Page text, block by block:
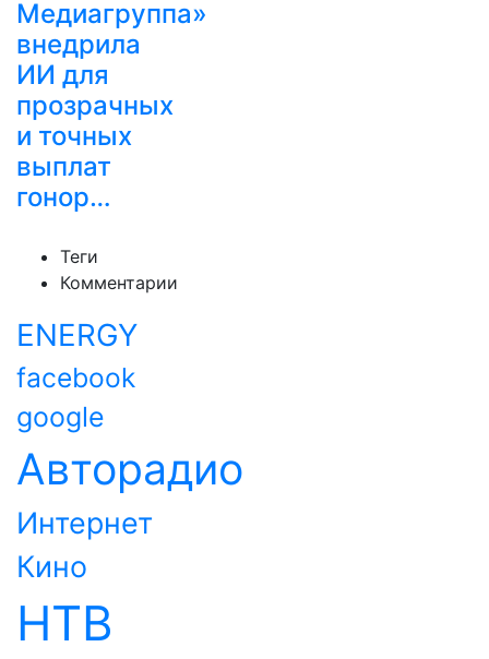
Медиагруппа»
внедрила
ИИ для
прозрачных
и точных
выплат
гонор…
Теги
Комментарии
ENERGY
facebook
google
Авторадио
Интернет
Кино
НТВ